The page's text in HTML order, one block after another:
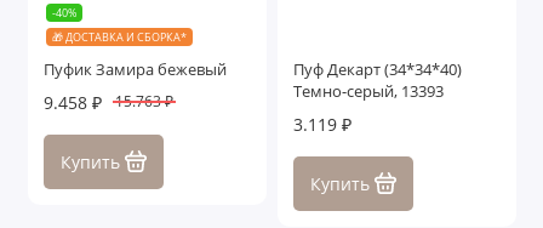
-40%
🎁 ДОСТАВКА И СБОРКА*
Пуфик Замира бежевый
9.458 ₽ 15.763 ₽
Купить
Пуф Декарт (34*34*40)
Темно-серый, 13393
3.119 ₽
Купить